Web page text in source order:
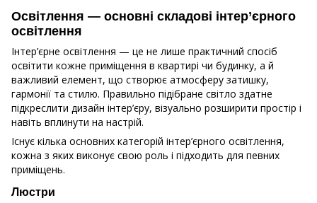
Освітлення — основні складові інтер’єрного
освітлення
Інтер’єрне освітлення — це не лише практичний спосіб
освітити кожне приміщення в квартирі чи будинку, а й
важливий елемент, що створює атмосферу затишку,
гармонії та стилю. Правильно підібране світло здатне
підкреслити дизайн інтер’єру, візуально розширити простір і
навіть вплинути на настрій.
Існує кілька основних категорій інтер’єрного освітлення,
кожна з яких виконує свою роль і підходить для певних
приміщень.
Люстри